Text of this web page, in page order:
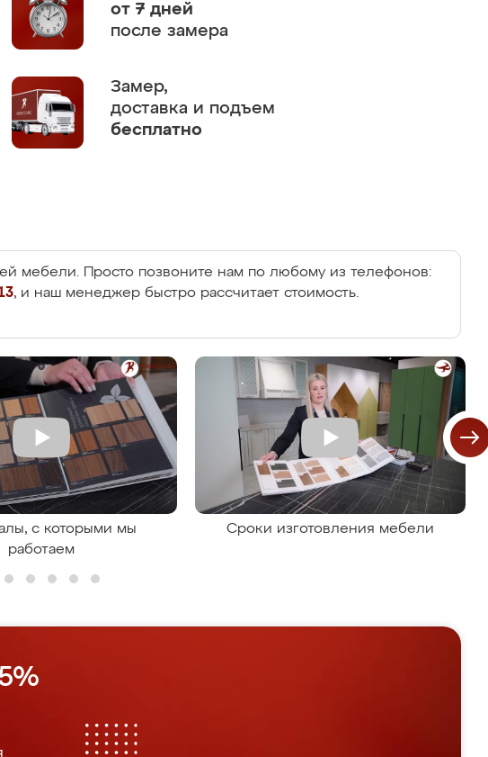
от 7 дней
после замера
Замер,
доставка и подъем
бесплатно
мебели. Просто позвоните нам по любому из телефонов:
, и наш менеджер быстро рассчитает стоимость.
с которыми мы
работаем
Сроки изготовления мебели